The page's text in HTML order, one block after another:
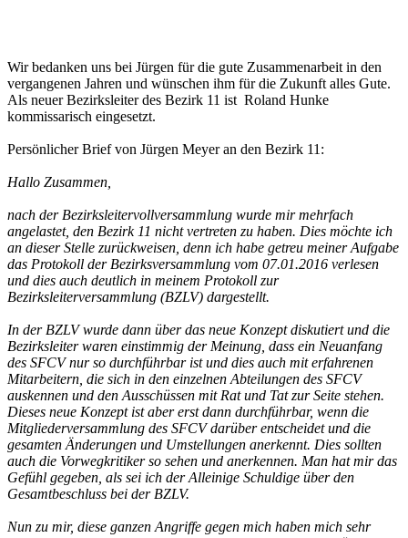
Wir bedanken uns bei Jürgen für die gute Zusammenarbeit in den
vergangenen Jahren und wünschen ihm für die Zukunft alles Gute.
Als neuer Bezirksleiter des Bezirk 11 ist Roland Hunke
kommissarisch eingesetzt.
Persönlicher Brief von Jürgen Meyer an den Bezirk 11:
Hallo Zusammen,
nach der Bezirksleitervollversammlung wurde mir mehrfach
angelastet, den Bezirk 11 nicht vertreten zu haben. Dies möchte ich
an dieser Stelle zurückweisen, denn ich habe getreu meiner Aufgabe
das Protokoll der Bezirksversammlung vom 07.01.2016 verlesen
und dies auch deutlich in meinem Protokoll zur
Bezirksleiterversammlung (BZLV) dargestellt.
In der BZLV wurde dann über das neue Konzept diskutiert und die
Bezirksleiter waren einstimmig der Meinung, dass ein Neuanfang
des SFCV nur so durchführbar ist und dies auch mit erfahrenen
Mitarbeitern, die sich in den einzelnen Abteilungen des SFCV
auskennen und den Ausschüssen mit Rat und Tat zur Seite stehen.
Dieses neue Konzept ist aber erst dann durchführbar, wenn die
Mitgliederversammlung des SFCV darüber entscheidet und die
gesamten Änderungen und Umstellungen anerkennt. Dies sollten
auch die Vorwegkritiker so sehen und anerkennen. Man hat mir das
Gefühl gegeben, als sei ich der Alleinige Schuldige über den
Gesamtbeschluss bei der BZLV.
Nun zu mir, diese ganzen Angriffe gegen mich haben mich sehr